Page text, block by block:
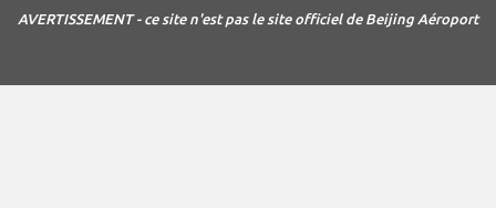
AVERTISSEMENT - ce site n'est pas le site officiel de Beijing Aéroport